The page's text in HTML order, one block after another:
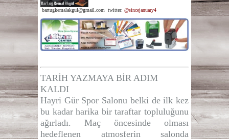
bartugkemalakgul@gmail.com twitter: @sincejanuary4
TARİH YAZMAYA BİR ADIM
KALDI
Hayri Gür Spor Salonu belki de ilk kez
bu kadar harika bir taraftar topluluğunu
ağırladı. Maç öncesinde olması
hedeflenen atmosferin salonda